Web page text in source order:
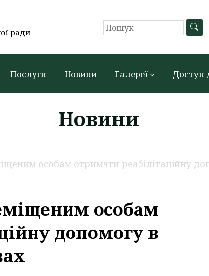
ради
Послуги Новини Галереї Доступ
Новини
особам отримати реабілітаційну
особам
допомогу в